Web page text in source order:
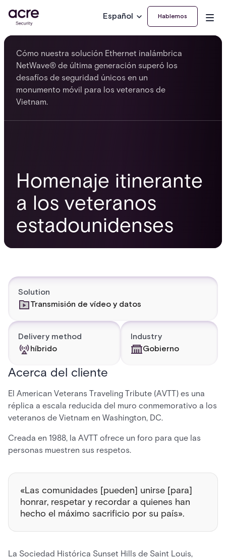
Español Hablemos
Homenaje itinerante
a los veteranos
estadounidenses
Cómo nuestra solución Ethernet inalámbrica
NetWave® de última generación superó los
desafíos de seguridad únicos en un
monumento móvil para los veteranos de
Vietnam.
Solution
Transmisión de vídeo y datos
Delivery method
híbrido
Industry
Gobierno
Acerca del cliente
El American Veterans Traveling Tribute (AVTT) es una
réplica a escala reducida del muro conmemorativo a los
veteranos de Vietnam en Washington, DC.
Creada en 1988, la AVTT ofrece un foro para que las
personas muestren sus respetos.
«Las comunidades [pueden] unirse [para]
honrar, respetar y recordar a quienes han
hecho el máximo sacrificio por su país».
La Sociedad Histórica Sunset Hills de Saint Louis,